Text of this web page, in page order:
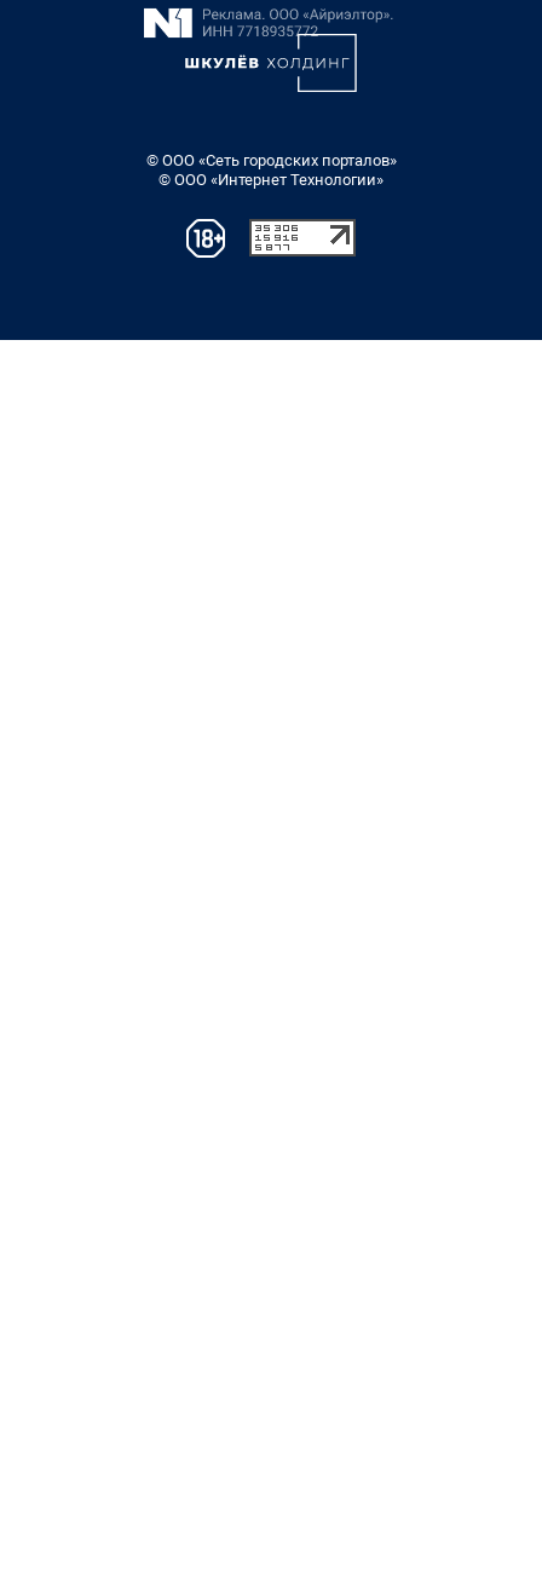
© ООО «Сеть городских порталов»
© ООО «Интернет Технологии»